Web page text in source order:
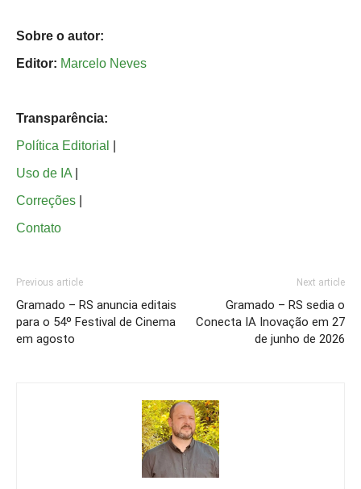
Sobre o autor:
Editor: Marcelo Neves
Transparência:
Política Editorial
Uso de IA
Correções
Contato
Previous article
Gramado – RS anuncia editais
para o 54º Festival de Cinema
em agosto
Next article
Gramado – RS sedia o
Conecta IA Inovação em 27
de junho de 2026